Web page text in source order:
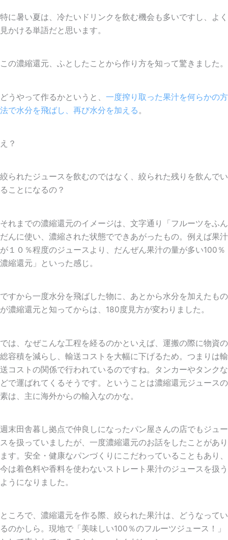
特に暑い夏は、冷たいドリンクを飲む機会も多いですし、よく
見かける単語だと思います。
この濃縮還元、ふとしたことから作り方を知って驚きました。
どうやって作るかというと、 一度搾り取った果汁を何らかの方
法で水分を飛ばし、再び水分を加える 。
え？
絞られたジュースを飲むのではなく、絞られた残りを飲んでい
ることになるの？
それまでの濃縮還元のイメージは、文字通り「フルーツをふん
だんに使い、濃縮された状態でできあがったもの。例えば果汁
が１０％程度のジュースより、だんぜん果汁の量が多い100％
濃縮還元」といった感じ。
ですから一度水分を飛ばした物に、あとから水分を加えたもの
が濃縮還元と知ってからは、180度見方が変わりました。
では、なぜこんな工程を経るのかといえば、運搬の際に物資の
総容積を減らし、輸送コストを大幅に下げるため。つまりは輸
送コストの関係で行われているのですね。タンカーやタンクな
どで運ばれてくるそうです。ということは濃縮還元ジュースの
素は、主に海外からの輸入なのかな。
週末田舎暮し拠点で仲良しになったパン屋さんの店でもジュー
スを扱っていましたが、一度濃縮還元のお話をしたことがあり
ます。安全・健康なパンづくりにこだわっていることもあり、
今は着色料や香料を使わないストレート果汁のジュースを扱う
ようになりました。
ところで、濃縮還元を作る際、絞られた果汁は、どうなってい
るのかしら。現地で「美味しい100％のフルーツジュース！」